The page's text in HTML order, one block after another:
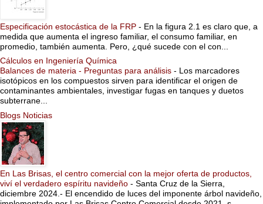
Especificación estocástica de la FRP - En la figura 2.1 es claro que, a
medida que aumenta el ingreso familiar, el consumo familiar, en
promedio, también aumenta. Pero, ¿qué sucede con el con...
Cálculos en Ingeniería Química
Balances de materia - Preguntas para análisis - Los marcadores
isotópicos en los compuestos sirven para identificar el origen de
contaminantes ambientales, investigar fugas en tanques y duetos
subterrane...
Blogs Noticias
En Las Brisas, el centro comercial con la mejor oferta de productos,
viví el verdadero espíritu navideño - Santa Cruz de la Sierra,
diciembre 2024.- El encendido de luces del imponente árbol navideño,